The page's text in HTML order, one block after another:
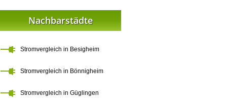
Nachbarstädte
Stromvergleich in Besigheim
Stromvergleich in Bönnigheim
Stromvergleich in Güglingen